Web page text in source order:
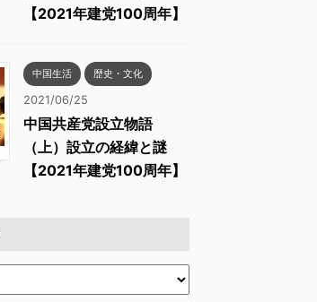
【2021年建党100周年】
中国生活 歴史・文化
2021/06/25
中国共産党設立物語
（上）設立の経緯と謎
【2021年建党100周年】